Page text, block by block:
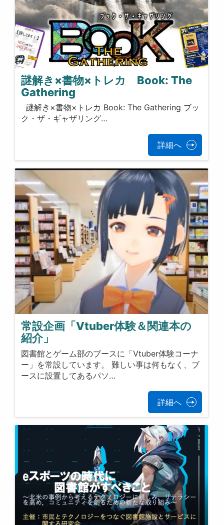
謎解き×書物×トレカ Book: The
Gathering
謎解き×書物×トレカ Book: The Gathering ブッ
ク・ザ・ギャザリング…
詳細へ
常設企画「Vtuber体験＆関連本の
紹介」
図書館とゲーム部のブースに「Vtuber体験コーナ
ー」を常設しています。 難しい事は何もなく、ブ
ースに設置してあるパソ…
詳細へ